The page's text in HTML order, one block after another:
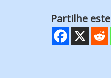
Partilhe